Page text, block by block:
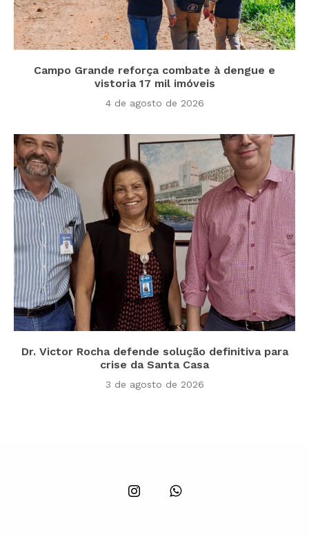
Campo Grande reforça combate à dengue e
vistoria 17 mil imóveis
4 de agosto de 2026
Dr. Victor Rocha defende solução definitiva para
crise da Santa Casa
3 de agosto de 2026